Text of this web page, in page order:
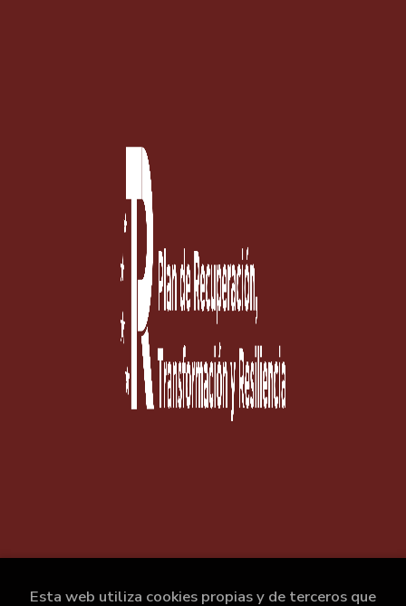
Esta web utiliza cookies propias y de terceros que